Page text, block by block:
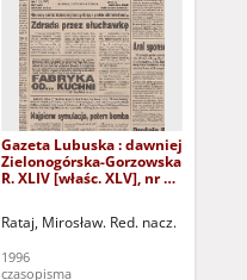
Gazeta Lubuska : dawniej
Zielonogórska-Gorzowska
R. XLIV [właśc. XLV], nr 52
Rataj, Mirosław. Red. nacz.
1996
czasopisma